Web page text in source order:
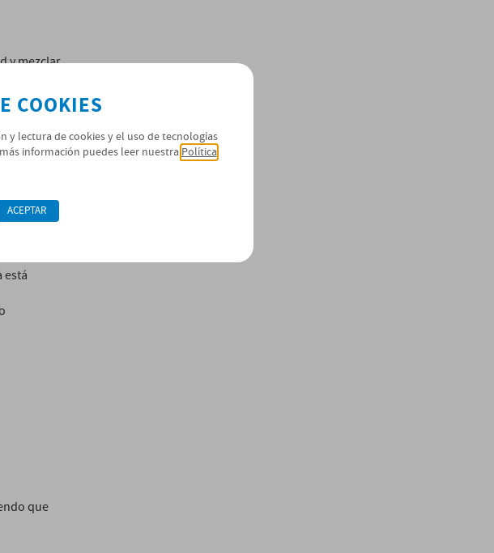
y mezclar
En las
con un
está
que
COOKIES
y lectura de cookies y el uso de tecnologías
información puedes leer nuestra Política
ACEPTAR